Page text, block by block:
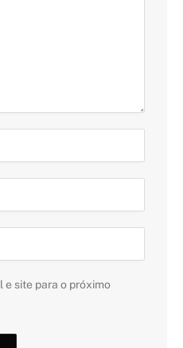
e site para o próximo